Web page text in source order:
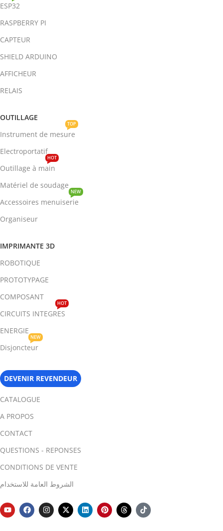
ESP32
RASPBERRY PI
CAPTEUR
SHIELD ARDUINO
AFFICHEUR
RELAIS
OUTILLAGE
Instrument de mesure
TOP
Electroportatif
Outillage à main
HOT
Matériel de soudage
Accessoires menuiserie
NEW
Organiseur
IMPRIMANTE 3D
ROBOTIQUE
PROTOTYPAGE
COMPOSANT
CIRCUITS INTEGRES
HOT
ENERGIE
Disjoncteur
NEW
DEVENIR REVENDEUR
CATALOGUE
A PROPOS
CONTACT
QUESTIONS - REPONSES
CONDITIONS DE VENTE
الشروط العامة للاستخدام